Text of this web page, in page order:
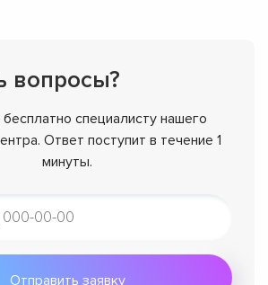
вопросы?
специалисту нашего
Ответ поступит в течение 1
минуты.